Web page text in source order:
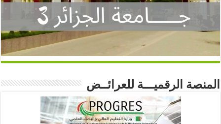
المنصة الرقميـــة للعرائــض